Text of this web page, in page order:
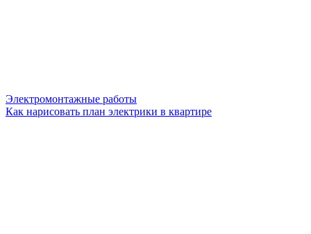
Электромонтажные работы
Как нарисовать план электрики в квартире